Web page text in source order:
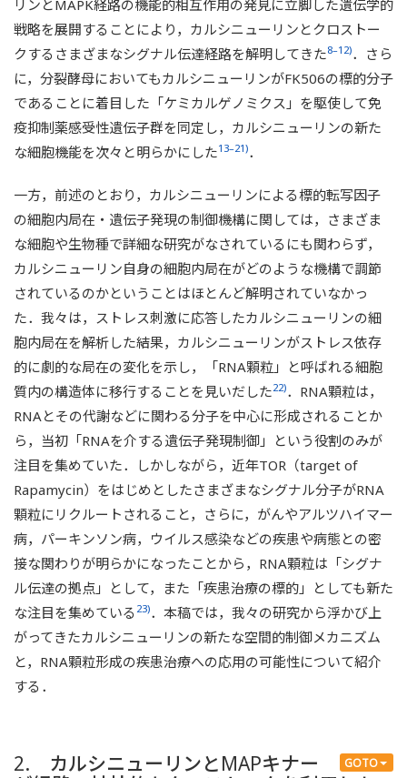
リンとMAPK経路の機能的相互作用の発見に立脚した遺伝学的
戦略を展開することにより，カルシニューリンとクロストー
クするさまざまなシグナル伝達経路を解明してきた8–12)．さら
に，分裂酵母においてもカルシニューリンがFK506の標的分子
であることに着目した「ケミカルゲノミクス」を駆使して免
疫抑制薬感受性遺伝子群を同定し，カルシニューリンの新た
な細胞機能を次々と明らかにした13–21)．
一方，前述のとおり，カルシニューリンによる標的転写因子
の細胞内局在・遺伝子発現の制御機構に関しては，さまざま
な細胞や生物種で詳細な研究がなされているにも関わらず，
カルシニューリン自身の細胞内局在がどのような機構で調節
されているのかということはほとんど解明されていなかっ
た．我々は，ストレス刺激に応答したカルシニューリンの細
胞内局在を解析した結果，カルシニューリンがストレス依存
的に劇的な局在の変化を示し，「RNA顆粒」と呼ばれる細胞
質内の構造体に移行することを見いだした22)．RNA顆粒は，
RNAとその代謝などに関わる分子を中心に形成されることか
ら，当初「RNAを介する遺伝子発現制御」という役割のみが
注目を集めていた．しかしながら，近年TOR（target of
Rapamycin）をはじめとしたさまざまなシグナル分子がRNA
顆粒にリクルートされること，さらに，がんやアルツハイマー
病，パーキンソン病，ウイルス感染などの疾患や病態との密
接な関わりが明らかになったことから，RNA顆粒は「シグナ
ル伝達の拠点」として，また「疾患治療の標的」としても新た
な注目を集めている 23)．本稿では，我々の研究から浮かび上
がってきたカルシニューリンの新たな空間的制御メカニズム
と，RNA顆粒形成の疾患治療への応用の可能性について紹介
する．
GOTO
2. カルシニューリンとMAPキナー